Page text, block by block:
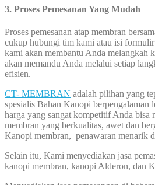
3. Proses Pemesanan Yang Mudah
Proses pemesanan atap membran
cukup hubungi tim kami atau isi formulir
kami akan membantu Anda melangkah
akan memandu Anda melalui setiap
efisien.
CT- MEMBRAN adalah pilihan yang
spesialis Bahan Kanopi berpengalaman
harga yang sangat kompetitif Anda bisa
membran yang berkualitas, awet dan
Kanopi membran, penawaran menarik
Selain itu, Kami menyediakan jasa
kanopi membran, kanopi Alderon, dan